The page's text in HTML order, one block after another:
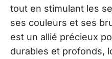
tout en stimulant les
ses couleurs et ses
est un allié précieux
durables et profonds,